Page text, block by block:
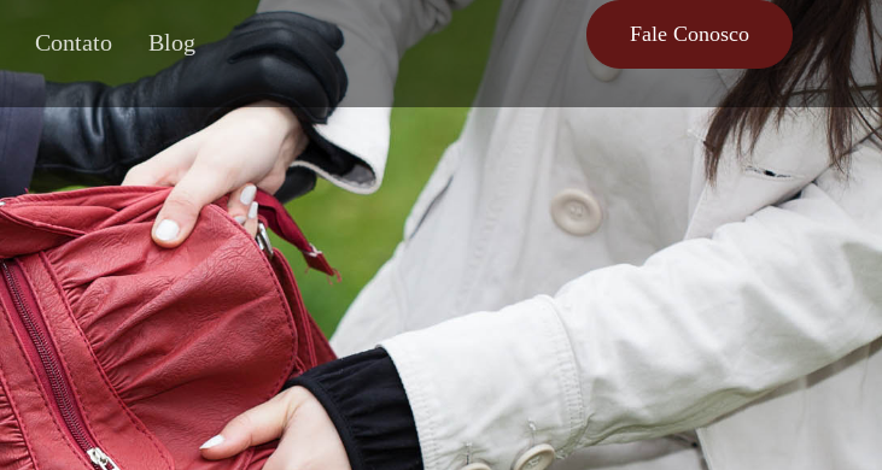
Contato Blog Fale Conosco